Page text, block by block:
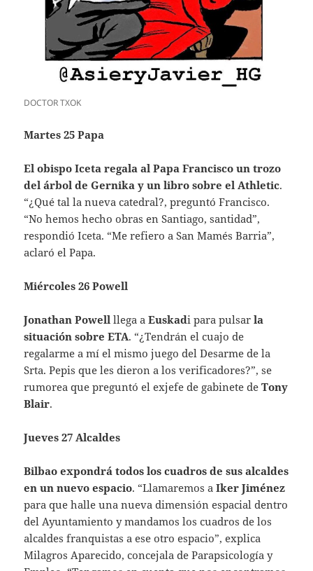
DOCTOR TXOK
Martes 25 Papa
El obispo Iceta regala al Papa Francisco un trozo
del árbol de Gernika y un libro sobre el Athletic.
“¿Qué tal la nueva catedral?, preguntó Francisco.
“No hemos hecho obras en Santiago, santidad”,
respondió Iceta. “Me refiero a San Mamés Barria”,
aclaró el Papa.
Miércoles 26 Powell
Jonathan Powell llega aEuskadi para pulsarla
situación sobre ETA. “¿Tendrán el cuajo de
regalarme a mí el mismo juego del Desarme de la
Srta. Pepis que les dieron a los verificadores?”, se
rumorea que preguntó el exjefe de gabinete deTony
Blair.
Jueves 27 Alcaldes
Bilbao expondrá todos los cuadros de sus alcaldes
en un nuevo espacio. “Llamaremos aIker Jiménez
para que halle una nueva dimensión espacial dentro
del Ayuntamiento y mandamos los cuadros de los
alcaldes franquistas a ese otro espacio”, explica
Milagros Aparecido, concejala de Parapsicología y